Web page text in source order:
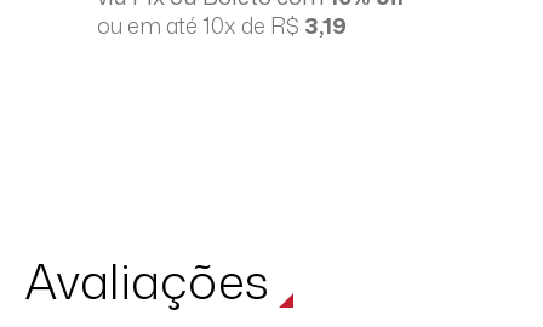
ou em até 10x de R$ 3,19
Avaliações